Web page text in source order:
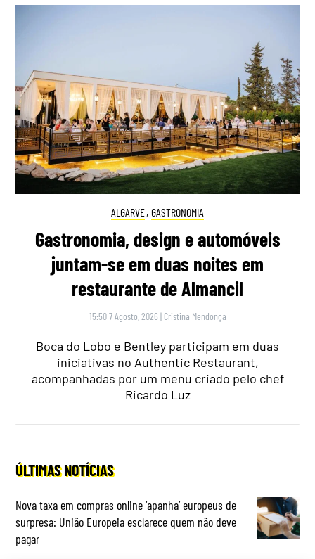
ALGARVE, GASTRONOMIA
Gastronomia, design e automóveis
juntam-se em duas noites em
restaurante de Almancil
15:50 7 Agosto, 2026 | Cristina Mendonça
Boca do Lobo e Bentley participam em duas
iniciativas no Authentic Restaurant,
acompanhadas por um menu criado pelo chef
Ricardo Luz
ÚLTIMAS NOTÍCIAS
Nova taxa em compras online ‘apanha’ europeus de
surpresa: União Europeia esclarece quem não deve
pagar